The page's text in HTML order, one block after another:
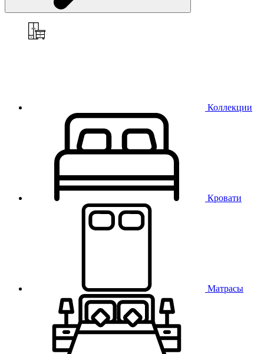
Коллекции
Кровати
Матрасы